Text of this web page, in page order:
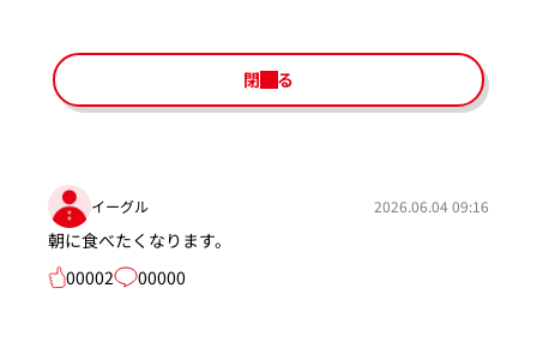
閉じる
イーグル 2026.06.04 09:16
朝に食べたくなります。
00002
00000